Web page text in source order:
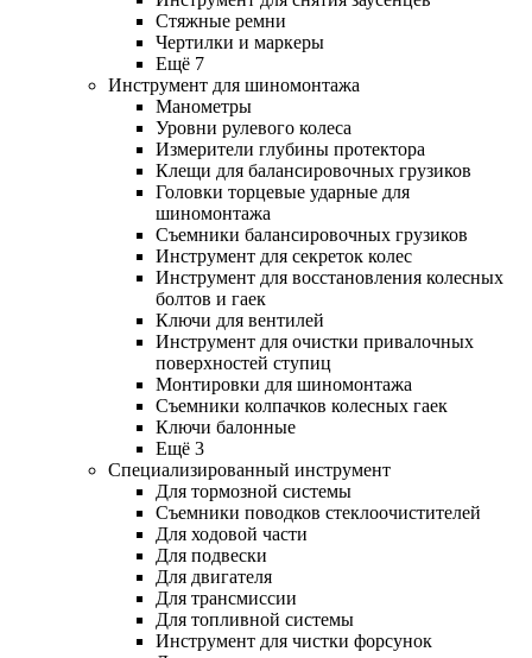
Стяжные ремни
Чертилки и маркеры
Ещё 7
Инструмент для шиномонтажа
Манометры
Уровни рулевого колеса
Измерители глубины протектора
Клещи для балансировочных грузиков
Головки торцевые ударные для
шиномонтажа
Съемники балансировочных грузиков
Инструмент для секреток колес
Инструмент для восстановления колесных
болтов и гаек
Ключи для вентилей
Инструмент для очистки привалочных
поверхностей ступиц
Монтировки для шиномонтажа
Съемники колпачков колесных гаек
Ключи балонные
Ещё 3
Специализированный инструмент
Для тормозной системы
Съемники поводков стеклоочистителей
Для ходовой части
Для подвески
Для двигателя
Для трансмиссии
Для топливной системы
Инструмент для чистки форсунок